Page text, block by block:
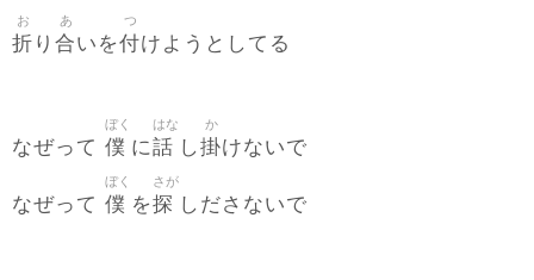
折
お
り 合
あ
いを付
つ
けようとしてる
なぜって 僕
ぼく
に話
はな
し掛
か
けないで
なぜって 僕
ぼく
を探
さが
しださないで